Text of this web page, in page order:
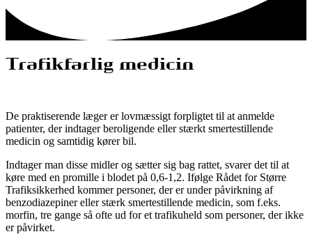
Trafikfarlig medicin
De praktiserende læger er lovmæssigt forpligtet til at anmelde
patienter, der indtager beroligende eller stærkt smertestillende
medicin og samtidig kører bil.
Indtager man disse midler og sætter sig bag rattet, svarer det til at
køre med en promille i blodet på 0,6-1,2. Ifølge Rådet for Større
Trafiksikkerhed kommer personer, der er under påvirkning af
benzodiazepiner eller stærk smertestillende medicin, som f.eks.
morfin, tre gange så ofte ud for et trafikuheld som personer, der ikke
er påvirket.